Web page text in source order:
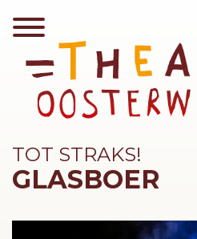
TOT STRAKS!
GLASBOER